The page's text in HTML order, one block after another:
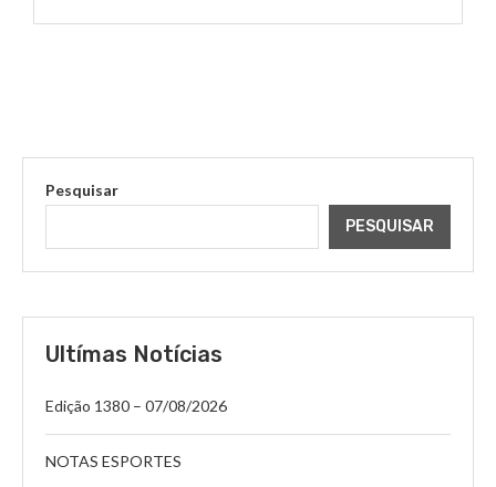
Pesquisar
PESQUISAR
Ultímas Notícias
Edição 1380 – 07/08/2026
NOTAS ESPORTES